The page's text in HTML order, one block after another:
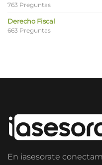
763 Preguntas
Derecho Fiscal
663 Preguntas
En iasesorate